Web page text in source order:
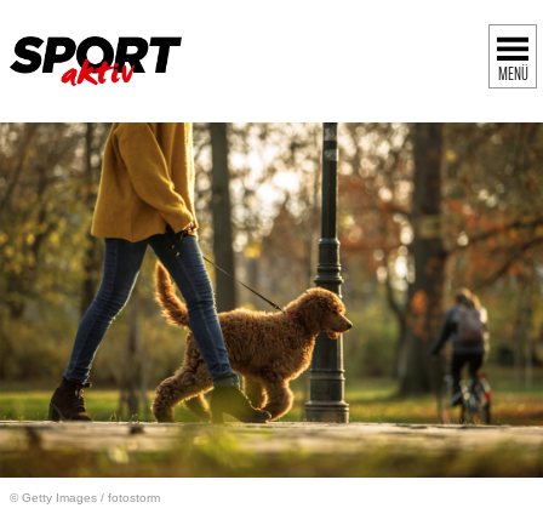
MENÜ
© Getty Images / fotostorm